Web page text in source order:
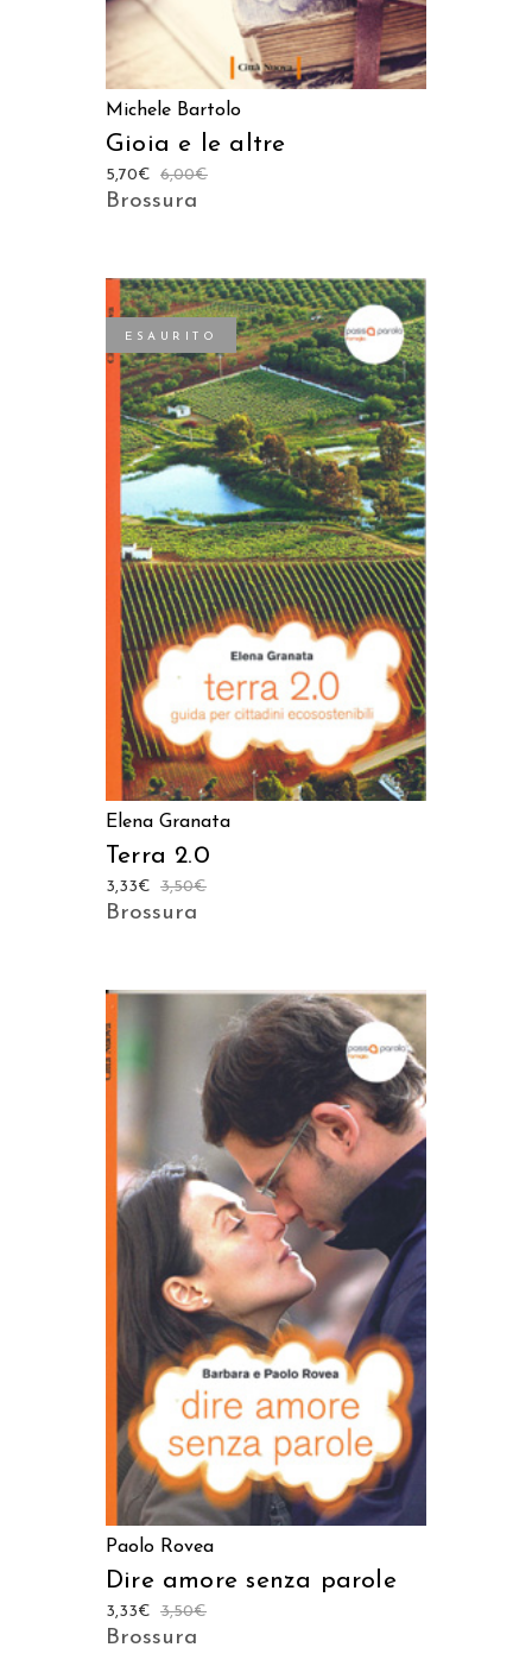
Michele Bartolo
Gioia e le altre
6,00€
5,70€
Brossura
ESAURITO
LEGGI TUTTO
Elena Granata
Terra 2.0
3,50€
3,33€
Brossura
AGGIUNGI AL CARRELLO
Paolo Rovea
Dire amore senza parole
3,50€
3,33€
Brossura